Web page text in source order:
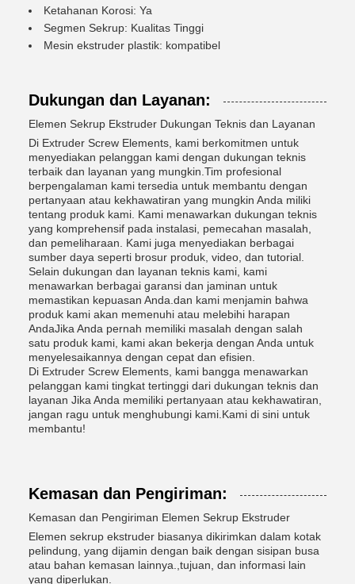
Ketahanan Korosi: Ya
Segmen Sekrup: Kualitas Tinggi
Mesin ekstruder plastik: kompatibel
Dukungan dan Layanan:
Elemen Sekrup Ekstruder Dukungan Teknis dan Layanan
Di Extruder Screw Elements, kami berkomitmen untuk
menyediakan pelanggan kami dengan dukungan teknis
terbaik dan layanan yang mungkin.Tim profesional
berpengalaman kami tersedia untuk membantu dengan
pertanyaan atau kekhawatiran yang mungkin Anda miliki
tentang produk kami. Kami menawarkan dukungan teknis
yang komprehensif pada instalasi, pemecahan masalah,
dan pemeliharaan. Kami juga menyediakan berbagai
sumber daya seperti brosur produk, video, dan tutorial.
Selain dukungan dan layanan teknis kami, kami
menawarkan berbagai garansi dan jaminan untuk
memastikan kepuasan Anda.dan kami menjamin bahwa
produk kami akan memenuhi atau melebihi harapan
AndaJika Anda pernah memiliki masalah dengan salah
satu produk kami, kami akan bekerja dengan Anda untuk
menyelesaikannya dengan cepat dan efisien.
Di Extruder Screw Elements, kami bangga menawarkan
pelanggan kami tingkat tertinggi dari dukungan teknis dan
layanan Jika Anda memiliki pertanyaan atau kekhawatiran,
jangan ragu untuk menghubungi kami.Kami di sini untuk
membantu!
Kemasan dan Pengiriman:
Kemasan dan Pengiriman Elemen Sekrup Ekstruder
Elemen sekrup ekstruder biasanya dikirimkan dalam kotak
pelindung, yang dijamin dengan baik dengan sisipan busa
atau bahan kemasan lainnya.,tujuan, dan informasi lain
yang diperlukan.